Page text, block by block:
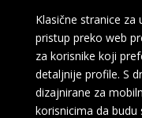
Klasične stranice
pristup preko web
za korisnike koji
detaljnije profile. S
dizajnirane za
korisnicima da budu